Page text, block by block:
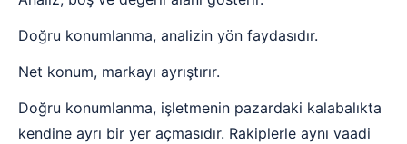
Doğru konumlanma, analizin yön faydasıdır.
Net konum, markayı ayrıştırır.
Doğru konumlanma, işletmenin pazardaki kalabalıkta
kendine ayrı bir yer açmasıdır. Rakiplerle aynı vaadi